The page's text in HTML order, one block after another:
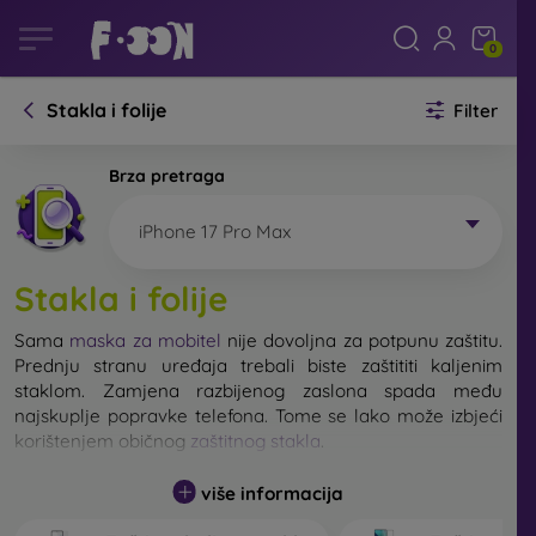
0
Stakla i folije Filter
Brza pretraga
iPhone 17 Pro Max
Stakla i folije
Sama maska za mobitel nije dovoljna za potpunu zaštitu.
Prednju stranu uređaja trebali biste zaštititi kaljenim
staklom. Zamjena razbijenog zaslona spada među
najskuplje popravke telefona. Tome se lako može izbjeći
korištenjem običnog zaštitnog stakla
Nerazbijivo staklo za mobitel ne postoji, ali u većini
više informacija